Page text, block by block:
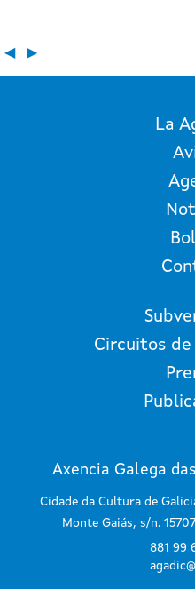
◀ ▶
La
Circuitos
Axencia Galega
Cidade da Cultura de
Monte Gaiás, s/n.
881 99